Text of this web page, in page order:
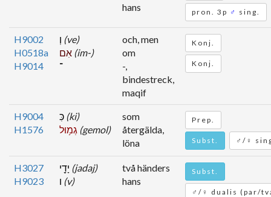
hans
pron. 3p ♂ sing.
H9002
H0518a
H9014
(ve)
(im-)
־
och, men
om
-,
bindestreck,
maqif
Konj.
Konj.
H9004
H1576
(ki)
(gemol)
som
återgälda,
löna
Prep.
Subst. ♂/♀
H3027
H9023
(jadaj)
(v)
två händers
hans
Subst.
♂/♀ dualis (par/